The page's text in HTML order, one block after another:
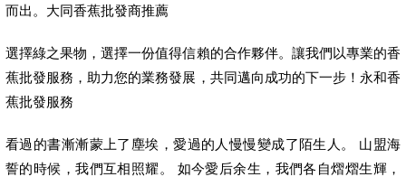
而出。大同香蕉批發商推薦
選擇綠之果物，選擇一份值得信賴的合作夥伴。讓我們以專業的香
蕉批發服務，助力您的業務發展，共同邁向成功的下一步！永和香
蕉批發服務
看過的書漸漸蒙上了塵埃，愛過的人慢慢變成了陌生人。 山盟海
誓的時候，我們互相照耀。 如今愛后余生，我們各自熠熠生輝，